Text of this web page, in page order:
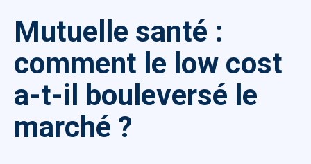
Mutuelle santé :
comment le low cost
a-t-il bouleversé le
marché ?